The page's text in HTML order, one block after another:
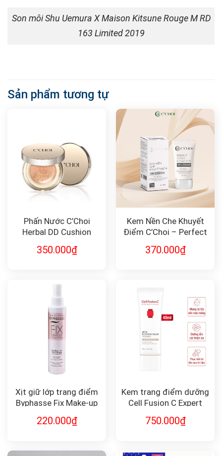
Son môi Shu Uemura X Maison Kitsune Rouge M RD
163 Limited 2019
Sản phẩm tương tự
Phấn Nước C’Choi
Herbal DD Cushion
350.000₫
Kem Nền Che Khuyết
Điểm C’Choi – Perfect
Cream
370.000₫
Xịt giữ lớp trang điểm
Byphasse Fix Make-up
220.000₫
Kem trang điểm dưỡng
Cell Fusion C Expert
Intensive
750.000₫